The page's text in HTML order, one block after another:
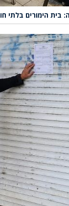
בית הימורים בלתי